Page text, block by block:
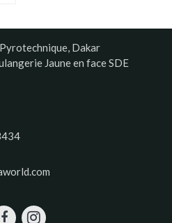
Dakar
Jaune en face SDE